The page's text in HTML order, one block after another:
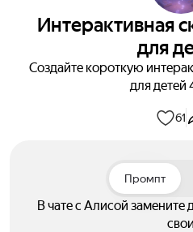
Интерактивная
для
Создайте короткую
для детей
61
Промпт
В чате с Алисой замените
свои